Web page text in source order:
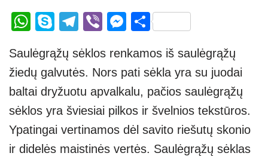
W
at
s
A
p
p
S
p
e
T
e
gr
a
m
Vi
er
M
ss
e
n
g
er
S
ar
e
Saulėgrąžų sėklos renkamos iš saulėgrąžų
žiedų galvutės. Nors pati sėkla yra su juodai
baltai dryžuotu apvalkalu, pačios saulėgrąžų
sėklos yra šviesiai pilkos ir švelnios tekstūros.
Ypatingai vertinamos dėl savito riešutų skonio
ir didelės maistinės vertės. Saulėgrąžų sėklas